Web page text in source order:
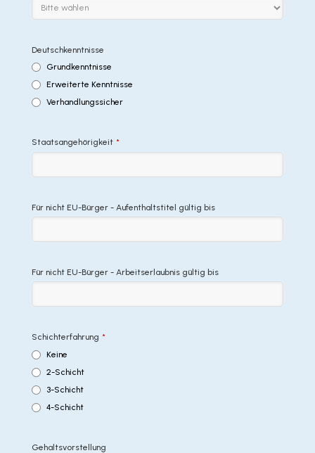
Deutschkenntnisse
Grundkenntnisse
Erweiterte Kenntnisse
Verhandlungssicher
Staatsangehörigkeit *
Für nicht EU-Bürger - Aufenthaltstitel gültig bis
Für nicht EU-Bürger - Arbeitserlaubnis gültig bis
Schichterfahrung *
Keine
2-Schicht
3-Schicht
4-Schicht
Gehaltsvorstellung